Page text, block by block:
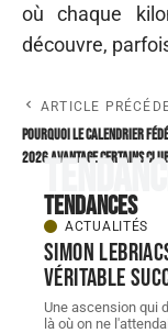
où chaque
découvre,
ARTICLE
Pourquoi le calendrier
2026 avantage certains
Tendances
ACTUALITÉS
Simon
véritable
Une ascension qui
là où on ne